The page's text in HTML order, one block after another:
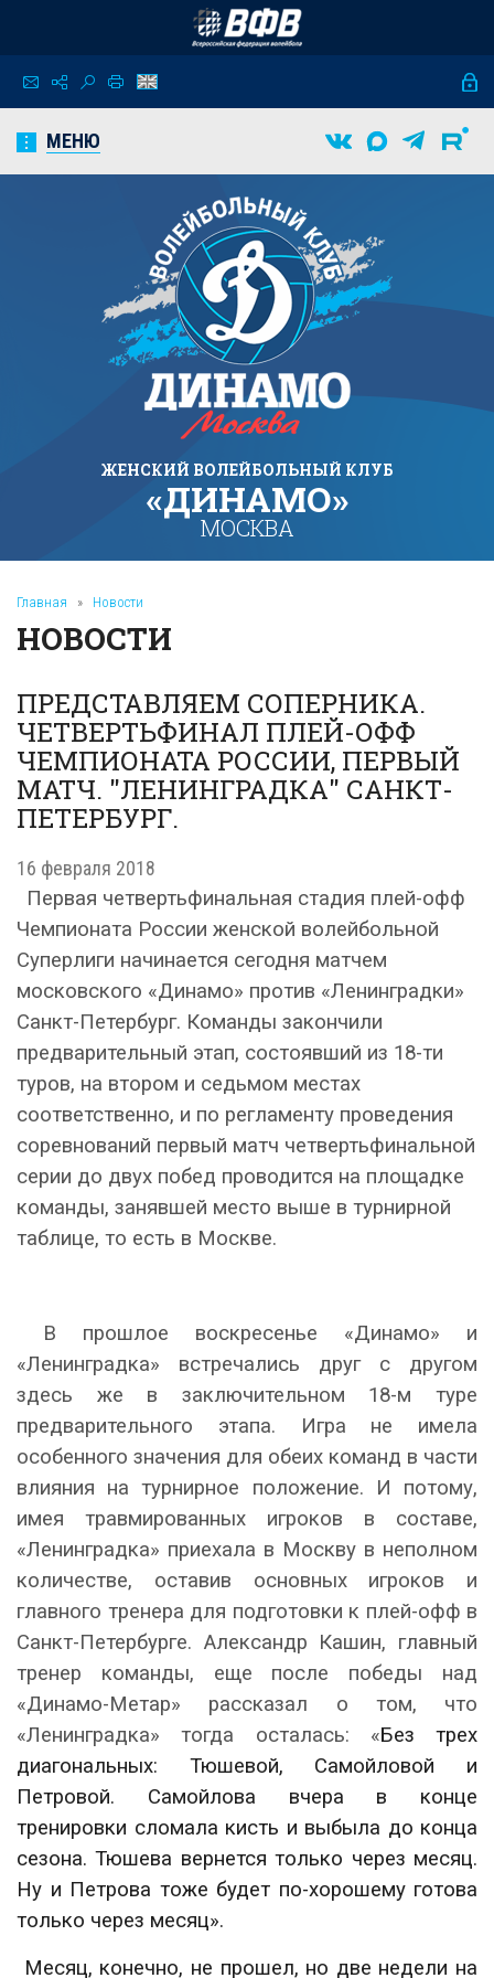
МЕНЮ
ЖЕНСКИЙ ВОЛЕЙБОЛЬНЫЙ КЛУБ
«ДИНАМО»
МОСКВА
Главная » Новости
НОВОСТИ
ПРЕДСТАВЛЯЕМ СОПЕРНИКА.
ЧЕТВЕРТЬФИНАЛ ПЛЕЙ-ОФФ
ЧЕМПИОНАТА РОССИИ, ПЕРВЫЙ
МАТЧ. "ЛЕНИНГРАДКА" САНКТ-
ПЕТЕРБУРГ.
16 февраля 2018
Первая четвертьфинальная стадия плей-офф
Чемпионата России женской волейбольной
Суперлиги начинается сегодня матчем
московского «Динамо» против «Ленинградки»
Санкт-Петербург. Команды закончили
предварительный этап, состоявший из 18-ти
туров, на втором и седьмом местах
соответственно, и по регламенту проведения
соревнований первый матч четвертьфинальной
серии до двух побед проводится на площадке
команды, занявшей место выше в турнирной
таблице, то есть в Москве.
В прошлое воскресенье «Динамо» и
«Ленинградка» встречались друг с другом
здесь же в заключительном 18-м туре
предварительного этапа. Игра не имела
особенного значения для обеих команд в части
влияния на турнирное положение. И потому,
имея травмированных игроков в составе,
«Ленинградка» приехала в Москву в неполном
количестве, оставив основных игроков и
главного тренера для подготовки к плей-офф в
Санкт-Петербурге. Александр Кашин, главный
тренер команды, еще после победы над
«Динамо-Метар» рассказал о том, что
«Ленинградка» тогда осталась: «Без трех
диагональных: Тюшевой, Самойловой и
Петровой. Самойлова вчера в конце
тренировки сломала кисть и выбыла до конца
сезона. Тюшева вернется только через месяц.
Ну и Петрова тоже будет по-хорошему готова
только через месяц».
Месяц, конечно, не прошел, но две недели на